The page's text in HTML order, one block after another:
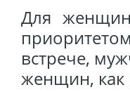
Для
встрече,
женщин, как